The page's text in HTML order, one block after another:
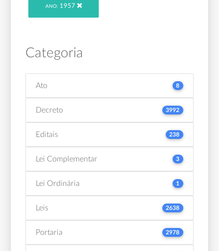
ANO: 1957
Categoria
Ato 8
Decreto 3992
Editais 238
Lei Complementar 3
Lei Ordinária 1
Leis 2638
Portaria 2978